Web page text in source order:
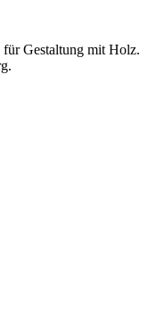
Gestaltung mit Holz.